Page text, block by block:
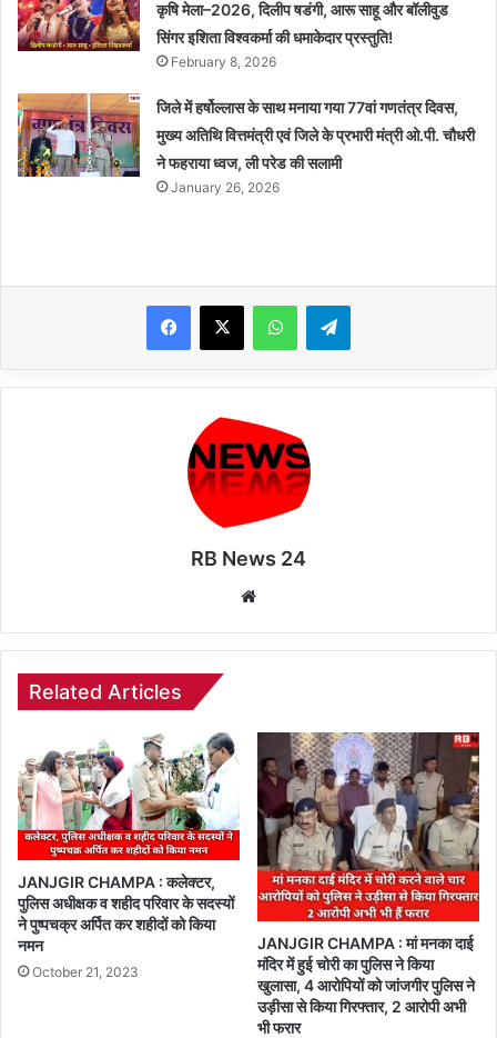
कृषि मेला–2026, दिलीप षडंगी, आरू साहू और बॉलीवुड
सिंगर इशिता विश्वकर्मा की धमाकेदार प्रस्तुति!
February 8, 2026
जिले में हर्षोल्लास के साथ मनाया गया 77वां गणतंत्र दिवस,
मुख्य अतिथि वित्तमंत्री एवं जिले के प्रभारी मंत्री ओ.पी. चौधरी
ने फहराया ध्वज, ली परेड की सलामी
January 26, 2026
WhatsAppTelegram
RB News 24
Related Articles
JANJGIR CHAMPA : कलेक्टर,
पुलिस अधीक्षक व शहीद परिवार के सदस्यों
ने पुष्पचक्र अर्पित कर शहीदों को किया
नमन
October 21, 2023
JANJGIR CHAMPA : मां मनका दाई
मंदिर में हुई चोरी का पुलिस ने किया
खुलासा, 4 आरोपियों को जांजगीर पुलिस ने
उड़ीसा से किया गिरफ्तार, 2 आरोपी अभी
भी फरार